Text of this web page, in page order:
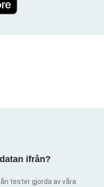
ifrån?
tester gjorda av våra